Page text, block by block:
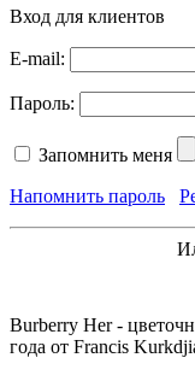
Вход для клиентов
E-mail:
Пароль:
Запомнить меня
Напомнить пароль
Burberry Her -
года от Francis